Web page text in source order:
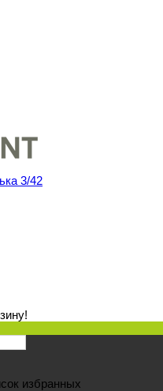
3/42
избранных